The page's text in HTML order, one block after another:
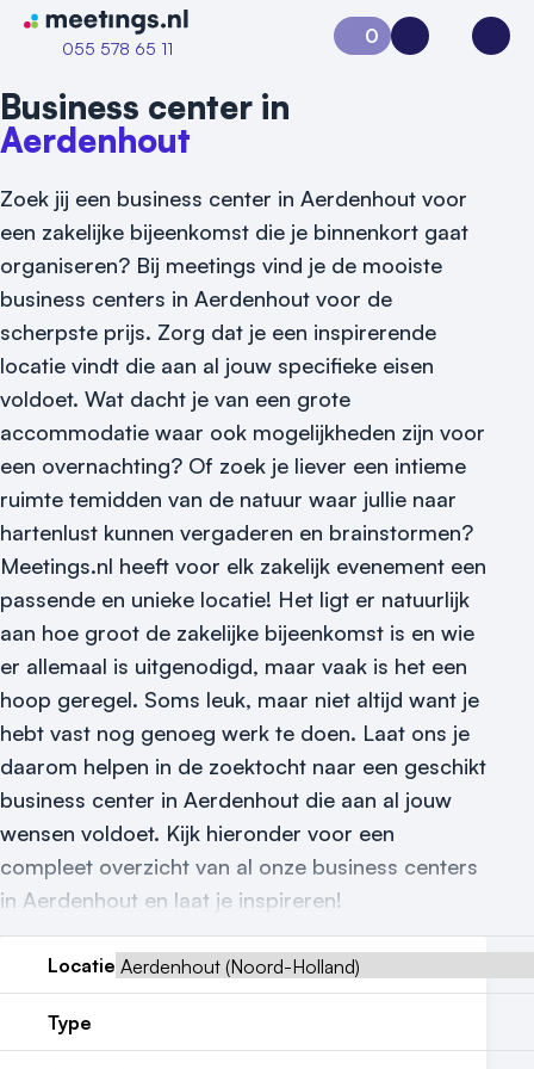
Naar home van Meetings
055 578 65 11
Vraag locatie aan
Meld locatie aan
Nieuws
Reviews (5⭐️)
Contact
0
Aanvraag 0Inloggen
Business center in
Aerdenhout
Zoek jij een business center in Aerdenhout voor
een zakelijke bijeenkomst die je binnenkort gaat
organiseren? Bij meetings vind je de mooiste
business centers in Aerdenhout voor de
scherpste prijs. Zorg dat je een inspirerende
locatie vindt die aan al jouw specifieke eisen
voldoet. Wat dacht je van een grote
accommodatie waar ook mogelijkheden zijn voor
een overnachting? Of zoek je liever een intieme
ruimte temidden van de natuur waar jullie naar
hartenlust kunnen vergaderen en brainstormen?
Meetings.nl heeft voor elk zakelijk evenement een
passende en unieke locatie! Het ligt er natuurlijk
aan hoe groot de zakelijke bijeenkomst is en wie
er allemaal is uitgenodigd, maar vaak is het een
hoop geregel. Soms leuk, maar niet altijd want je
hebt vast nog genoeg werk te doen. Laat ons je
daarom helpen in de zoektocht naar een geschikt
business center in Aerdenhout die aan al jouw
wensen voldoet. Kijk hieronder voor een
compleet overzicht van al onze business centers
in Aerdenhout en laat je inspireren!
Locatie
Type